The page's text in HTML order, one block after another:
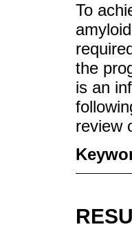
To
the
is an
review